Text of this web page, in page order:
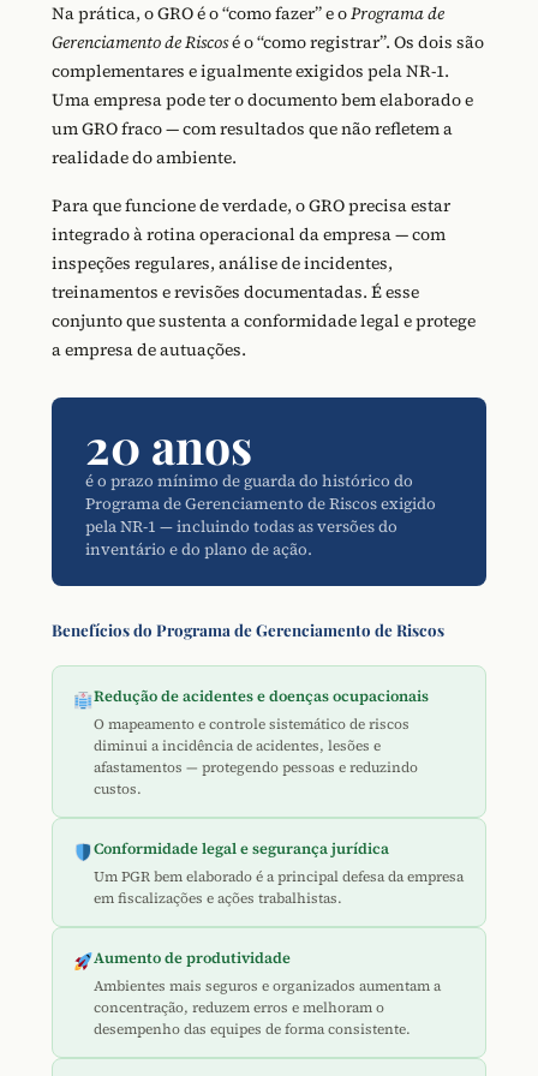
Na prática, o GRO é o “como fazer” e oPrograma de
Gerenciamento de Riscosé o “como registrar”. Os dois são
complementares e igualmente exigidos pela NR-1.
Uma empresa pode ter o documento bem elaborado e
um GRO fraco — com resultados que não refletem a
realidade do ambiente.
Para que funcione de verdade, o GRO precisa estar
integrado à rotina operacional da empresa — com
inspeções regulares, análise de incidentes,
treinamentos e revisões documentadas. É esse
conjunto que sustenta a conformidade legal e protege
a empresa de autuações.
20 anos
é o prazo mínimo de guarda do histórico do
Programa de Gerenciamento de Riscos exigido
pela NR-1 — incluindo todas as versões do
inventário e do plano de ação.
Benefícios do Programa de Gerenciamento de Riscos
Redução de acidentes e doenças ocupacionais
O mapeamento e controle sistemático de riscos
diminui a incidência de acidentes, lesões e
afastamentos — protegendo pessoas e reduzindo
custos.
Conformidade legal e segurança jurídica
Um PGR bem elaborado é a principal defesa da empresa
em fiscalizações e ações trabalhistas.
Aumento de produtividade
Ambientes mais seguros e organizados aumentam a
concentração, reduzem erros e melhoram o
desempenho das equipes de forma consistente.